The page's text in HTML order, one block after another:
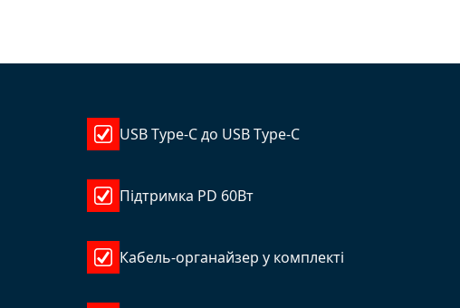
USB Type-C до USB Type-C
Підтримка PD 60Вт
Кабель-органайзер у комплекті